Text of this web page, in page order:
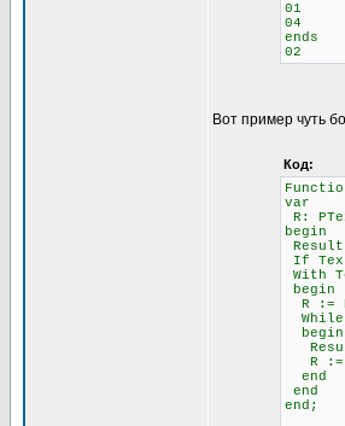
01
04
ends
02
Вот пример чуть
Код:
var
R:
begin
If
With
begin
R :=
While
begin
R :=
end
end
end;